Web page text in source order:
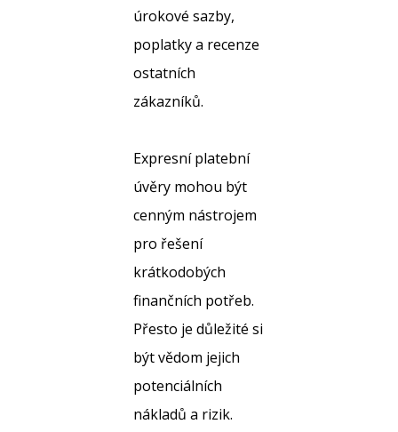
úrokové sazby,
poplatky a recenze
ostatních
zákazníků.
Expresní platební
úvěry mohou být
cenným nástrojem
pro řešení
krátkodobých
finančních potřeb.
Přesto je důležité si
být vědom jejich
potenciálních
nákladů a rizik.